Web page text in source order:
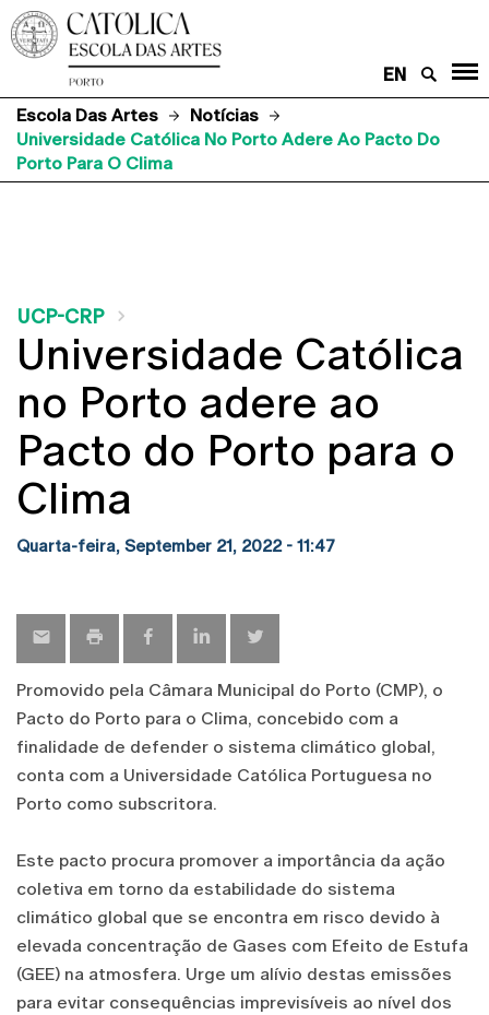
EN
Escola Das Artes
Notícias
Universidade Católica No Porto Adere Ao Pacto Do
Porto Para O Clima
UCP-CRP
Universidade Católica
no Porto adere ao
Pacto do Porto para o
Clima
Quarta-feira, September 21, 2022 - 11:47
Promovido pela Câmara Municipal do Porto (CMP), o
Pacto do Porto para o Clima, concebido com a
finalidade de defender o sistema climático global,
conta com a Universidade Católica Portuguesa no
Porto como subscritora.
Este pacto procura promover a importância da ação
coletiva em torno da estabilidade do sistema
climático global que se encontra em risco devido à
elevada concentração de Gases com Efeito de Estufa
(GEE) na atmosfera. Urge um alívio destas emissões
para evitar consequências imprevisíveis ao nível dos